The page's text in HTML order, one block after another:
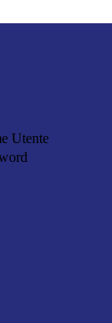
Utente